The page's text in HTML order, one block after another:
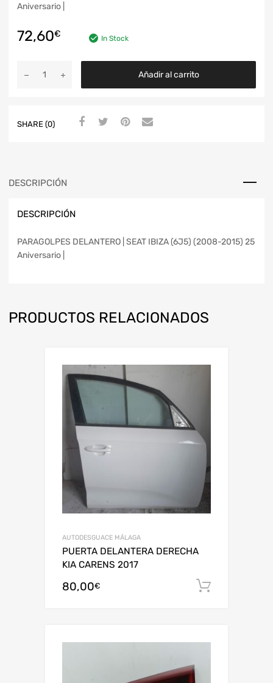
Aniversario |
72,60€ In Stock
Añadir al carrito
SHARE (0)
DESCRIPCIÓN
DESCRIPCIÓN
PARAGOLPES DELANTERO | SEAT IBIZA (6J5) (2008-2015) 25
Aniversario |
PRODUCTOS RELACIONADOS
AUTODESGUACE MÁLAGA
PUERTA DELANTERA DERECHA
KIA CARENS 2017
80,00€